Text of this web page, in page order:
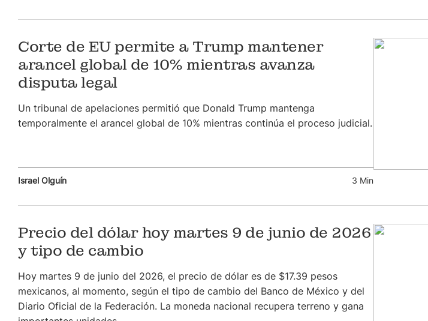
Corte de EU permite a Trump mantener
arancel global de 10% mientras avanza
disputa legal
Un tribunal de apelaciones permitió que Donald Trump mantenga
temporalmente el arancel global de 10% mientras continúa el proceso judicial.
Israel Olguín 3 Min
Precio del dólar hoy martes 9 de junio de 2026
y tipo de cambio
Hoy martes 9 de junio del 2026, el precio de dólar es de $17.39 pesos
mexicanos, al momento, según el tipo de cambio del Banco de México y del
Diario Oficial de la Federación. La moneda nacional recupera terreno y gana